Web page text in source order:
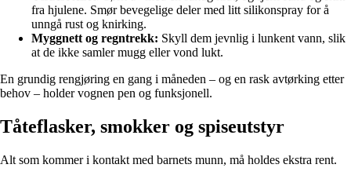
fra hjulene. Smør bevegelige deler med litt silikonspray for å
unngå rust og knirking.
Myggnett og regntrekk: Skyll dem jevnlig i lunkent vann, slik
at de ikke samler mugg eller vond lukt.
En grundig rengjøring en gang i måneden – og en rask avtørking etter
behov – holder vognen pen og funksjonell.
Tåteflasker, smokker og spiseutstyr
Alt som kommer i kontakt med barnets munn, må holdes ekstra rent.